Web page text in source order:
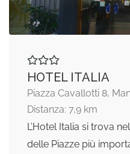
HOTEL ITALIA
Piazza Cavallotti 8,
Distanza: 7,9 km
L’Hotel Italia si trova
delle Piazze più